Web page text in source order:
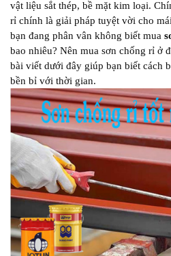
vật liệu sắt thép, bề mặt kim loại.
rỉ chính là giải pháp tuyệt vời cho
bạn đang phân vân không biết mua
bao nhiêu? Nên mua sơn chống rỉ ở
bài viết dưới đây giúp bạn biết cách
bền bỉ với thời gian.